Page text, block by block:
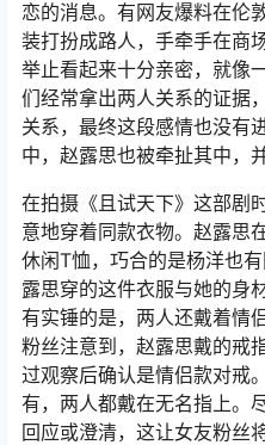
恋的消息。有网友爆料在伦
装打扮成路人，手牵手在商
举止看起来十分亲密，就像
们经常拿出两人关系的证据
关系，最终这段感情也没有
中，赵露思也被牵扯其中，
在拍摄《且试天下》这部剧
意地穿着同款衣物。赵露思
休闲T恤，巧合的是杨洋也
露思穿的这件衣服与她的身
有实锤的是，两人还戴着情
粉丝注意到，赵露思戴的戒
过观察后确认是情侣款对戒
有，两人都戴在无名指上。
回应或澄清，这让女友粉丝